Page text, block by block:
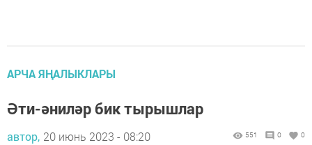
АРЧА ЯҢАЛЫКЛАРЫ
Әти-әниләр бик тырышлар
автор, 20 июнь 2023 - 08:20 551 0 0